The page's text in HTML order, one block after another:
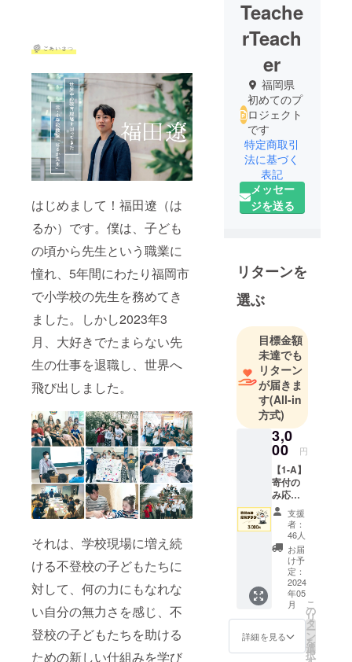
はじめまして！福田遼（は
るか）です。僕は、子ども
の頃から先生という職業に
憧れ、5年間にわたり福岡市
で小学校の先生を務めてき
ました。しかし2023年3
月、大好きでたまらない先
生の仕事を退職し、世界へ
飛び出しました。
それは、学校現場に増え続
ける不登校の子どもたちに
対して、何の力にもなれな
い自分の無力さを感じ、不
登校の子どもたちを助ける
ための新しい仕組みを学び
Teache
rTeach
er
福岡県
初めてのプ
ロジェクト
です
特定商取引
法に基づく
表記
メッセー
ジを送る
リターンを
選ぶ
目標金額
未達でも
リターン
が届きま
す(All-in
方式)
3,0
00 円
【1-A】
寄付の
み応援
プラン
リター
ン内容
・Web
サイト
に名前
記載
掲
載期
間：令
和６年
４月１
４日か
支援
者：
46人
お届
け予
定：
2024
年05
月
詳細を見る
こ
の
リ
タ
ー
ン
を
選
択